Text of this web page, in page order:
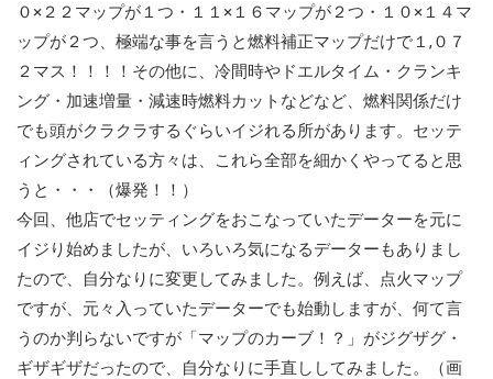
０×２２マップが１つ・１１×１６マップが２つ・１０×１４マ
ップが２つ、極端な事を言うと燃料補正マップだけで１,０７
２マス！！！！その他に、冷間時やドエルタイム・クランキ
ング・加速増量・減速時燃料カットなどなど、燃料関係だけ
でも頭がクラクラするぐらいイジれる所があります。セッテ
ィングされている方々は、これら全部を細かくやってると思
うと・・・（爆発！！）
今回、他店でセッティングをおこなっていたデーターを元に
イジり始めましたが、いろいろ気になるデーターもありまし
たので、自分なりに変更してみました。例えば、点火マップ
ですが、元々入っていたデーターでも始動しますが、何て言
うのか判らないですが「マップのカーブ！？」がジグザグ・
ギザギザだったので、自分なりに手直ししてみました。（画